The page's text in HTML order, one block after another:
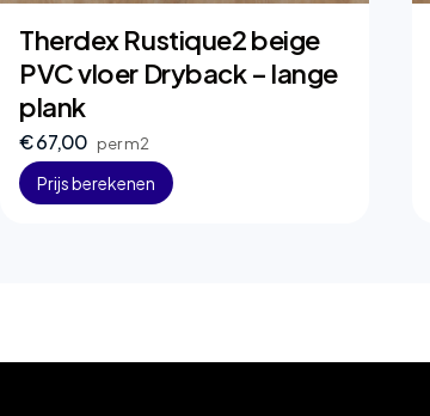
Therdex Rustique2 beige
PVC vloer Dryback – lange
plank
€ 67,00 per m2
Prijs berekenen